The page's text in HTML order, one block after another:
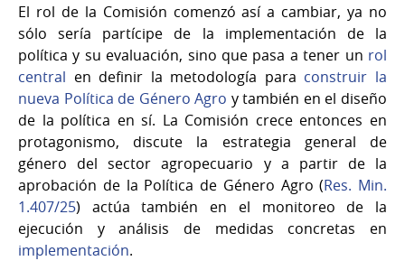
El rol de la Comisión comenzó así a cambiar, ya no
sólo sería partícipe de la implementación de la
política y su evaluación, sino que pasa a tener un rol
central en definir la metodología para construir la
nueva Política de Género Agro y también en el diseño
de la política en sí. La Comisión crece entonces en
protagonismo, discute la estrategia general de
género del sector agropecuario y a partir de la
aprobación de la Política de Género Agro (Res. Min.
1.407/25) actúa también en el monitoreo de la
ejecución y análisis de medidas concretas en
implementación.